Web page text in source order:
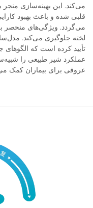
می‌کند. این بهینه‌سازی
قلبی شده و باعث بهبود
می‌گردد. ویژگی‌های منحصر
لخته جلوگیری می‌کند.
تأیید کرده است که الگوهای
عملکرد شیر طبیعی را
عروقی برای بیماران کمک